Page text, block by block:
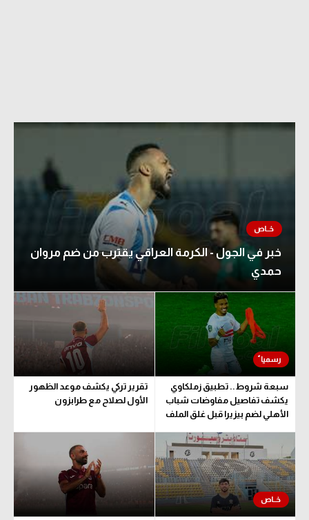
خبر في الجول - الكرمة العراقي يقترب من ضم مروان
حمدي
سبعة شروط.. تطبيق زملكاوي
يكشف تفاصيل مفاوضات شباب
الأهلي لضم بيزيرا قبل غلق الملف
تقرير تركي يكشف موعد الظهور
الأول لصلاح مع طرابزون